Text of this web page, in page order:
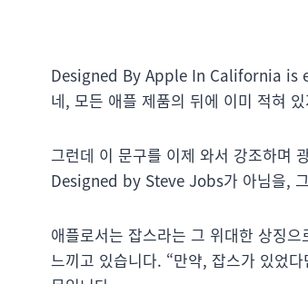
Designed By Apple In California
네, 모든 애플 제품의 뒤에 이미 적혀
그런데 이 문구를 이제 와서 강조하며
Designed by Steve Jobs가 아님을,
애플로서는 잡스라는 그 위대한 상징
느끼고 있습니다. “만약, 잡스가 있었